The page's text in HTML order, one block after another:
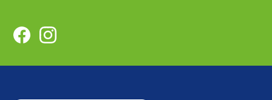
FacebookInstagram